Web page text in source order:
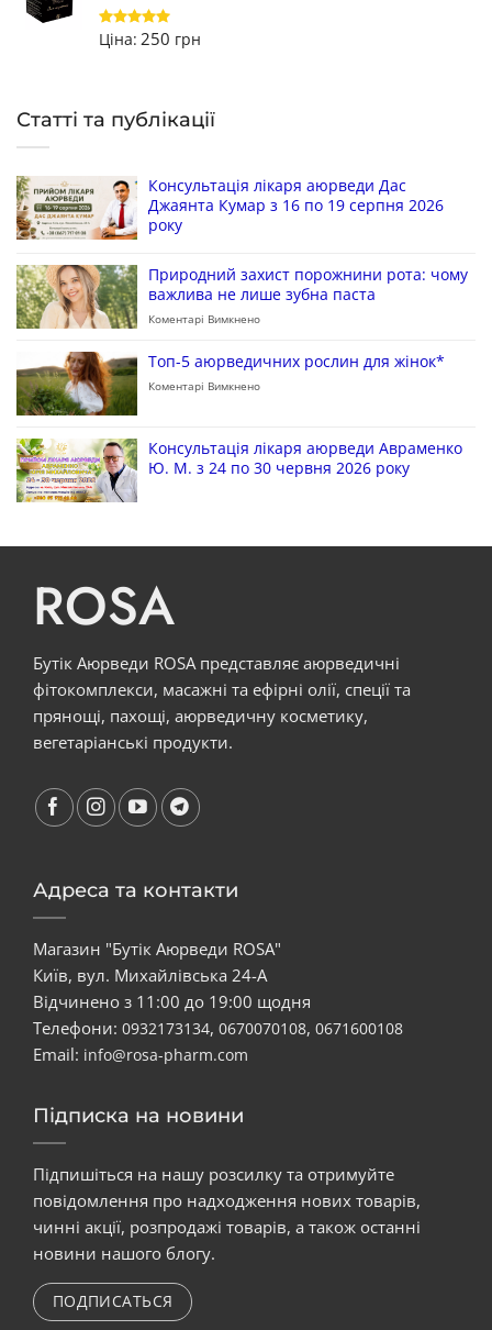
Оцінено в
з 5
Ціна: 250 грн
Статті та публікації
Консультація лікаря аюрведи Дас
Джаянта Кумар з 16 по 19 серпня 2026
року
Природний захист порожнини рота: чому
важлива не лише зубна паста
Коментарі Вимкнено
Топ-5 аюрведичних рослин для жінок*
Коментарі Вимкнено
Консультація лікаря аюрведи Авраменко
Ю. М. з 24 по 30 червня 2026 року
ROSA
Бутік Аюрведи ROSA представляє аюрведичні
фітокомплекси, масажні та ефірні олії, спеції та
прянощі, пахощі, аюрведичну косметику,
вегетаріанські продукти.
Адреса та контакти
Магазин "Бутік Аюрведи ROSA"
Київ, вул. Михайлівська 24-А
Відчинено з 11:00 до 19:00 щодня
Телефони: 0932173134, 0670070108, 0671600108
Email: info@rosa-pharm.com
Підписка на новини
Підпишіться на нашу розсилку та отримуйте
повідомлення про надходження нових товарів,
чинні акції, розпродажі товарів, а також останні
новини нашого блогу.
ПОДПИСАТЬСЯ